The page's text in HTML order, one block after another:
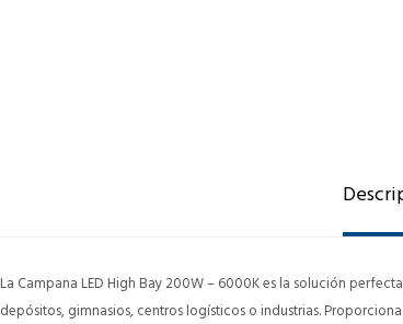
La Campana LED High Bay 200W – 6000K es la solución
depósitos, gimnasios, centros logísticos o industrias.